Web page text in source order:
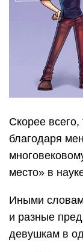
Скорее всего,
благодаря
место» в
Иными
и разные
девушкам в